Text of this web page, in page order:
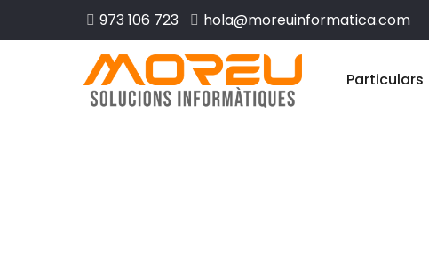
973 106 723 hola@moreuinformatica.com
Particulars